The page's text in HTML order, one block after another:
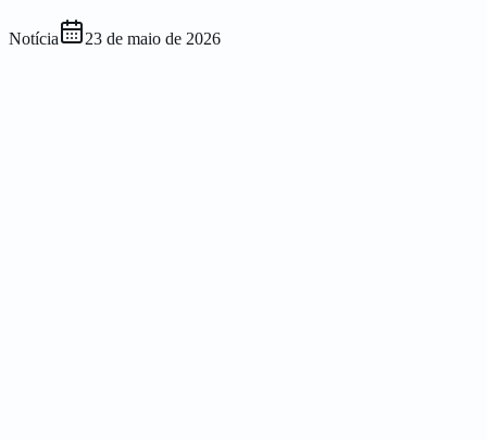
Notícia 23 de maio de 2026